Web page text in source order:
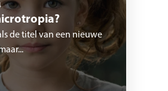
de titel van een nieuwe